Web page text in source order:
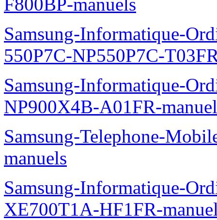
Samsung-Informatique-
550P7C-NP550P7C-
Samsung-Informatique-
NP900X4B-A01FR-
Samsung-Telephone-
manuels
Samsung-Informatique-
XE700T1A-HF1FR-